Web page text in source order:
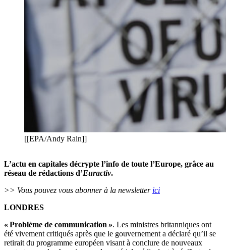
[[EPA/Andy Rain]]
L’actu en capitales décrypte l’info de toute l’Europe, grâce au
réseau de rédactions d’Euractiv.
>> Vous pouvez vous abonner à la newsletter ici
LONDRES
« Problème de communication ». Les ministres britanniques ont
été vivement critiqués après que le gouvernement a déclaré qu’il se
retirait du programme européen visant à conclure de nouveaux